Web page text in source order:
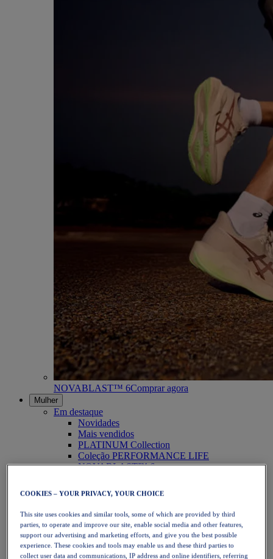
NOVABLAST™ 6Comprar agora
Mulher
Em destaque
Novidades
Mais vendidos
PLATINUM Collection
Coleção PERFORMANCE LIFE
NOVABLAST™ 6
Corrida
Corrida em trilho
Ténis
Voleibol
Andebol
Padel
Netball
COOKIES – YOUR PRIVACY, YOUR CHOICE
This site uses cookies and similar tools, some of which are provided by third
parties, to operate and improve our site, enable social media and other features,
support our advertising and marketing efforts, and give you the best possible
experience. These cookies and tools may enable us and these third parties to
collect user data and communications, IP address and online identifiers, referring